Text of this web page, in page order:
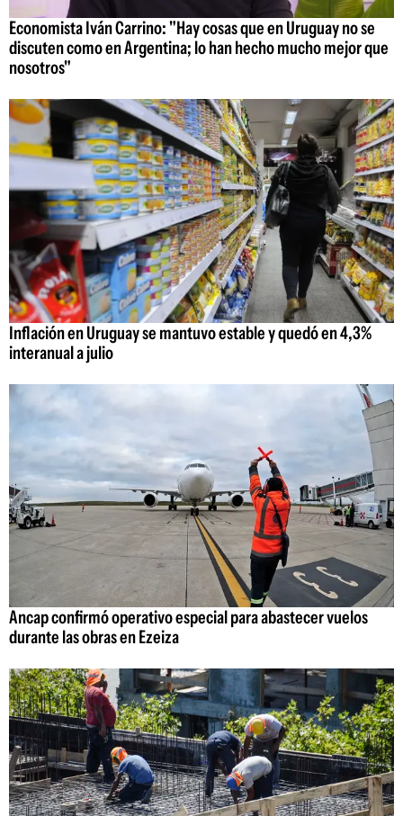
Economista Iván Carrino: "Hay cosas que en Uruguay no se
discuten como en Argentina; lo han hecho mucho mejor que
nosotros"
Inflación en Uruguay se mantuvo estable y quedó en 4,3%
interanual a julio
Ancap confirmó operativo especial para abastecer vuelos
durante las obras en Ezeiza